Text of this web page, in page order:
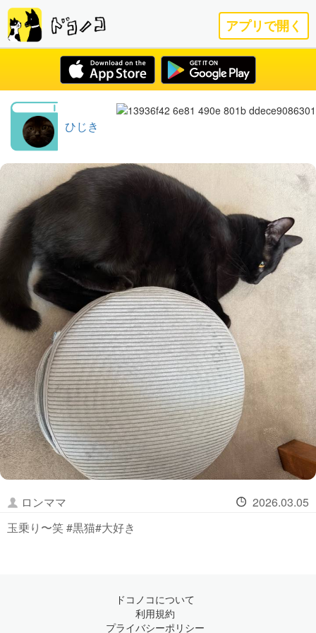
アプリで開く
ひじき
ロンママ
2026.03.05
玉乗り〜笑 #黒猫#大好き
ドコノコについて
利用規約
プライバシーポリシー